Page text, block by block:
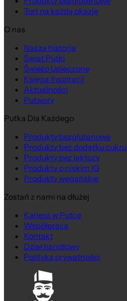
Tort na każdą okazję
O nas
Nasza historia
Świat Putki
Świeżo Upieczone
Księga Inspiracji
Aktualności
Putwory
Putka Dla Każdego
Produkty bezglutenowe
Produkty bez dodatku cukru
Produkty bez laktozy
Produkty o niskim IG
Produkty wegańskie
Zostań z nami na dłużej
Kariera w Putce
Współpraca
Kontakt
Dział handlowy
Polityka prywatności